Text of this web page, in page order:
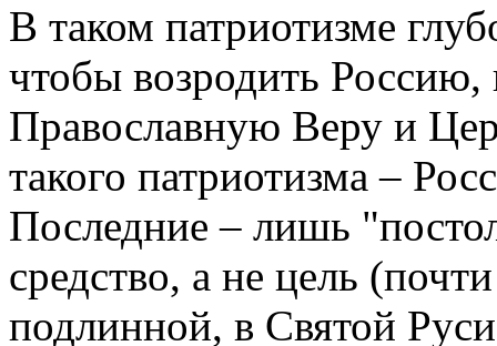
В таком патриотизме
чтобы возродить
Православную Веру и
такого патриотизма –
Последние – лишь
средство, а не цель
подлинной, в Святой